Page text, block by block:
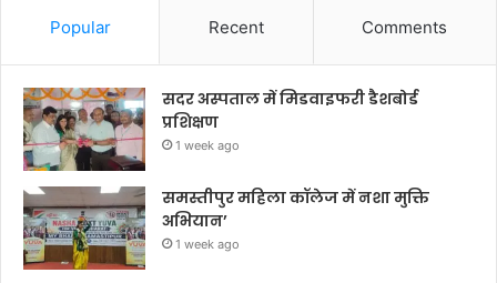
Popular Recent Comments
सदर अस्पताल में मिडवाइफरी डैशबोर्ड
प्रशिक्षण
1 week ago
समस्तीपुर महिला कॉलेज में नशा मुक्ति
अभियान’
1 week ago